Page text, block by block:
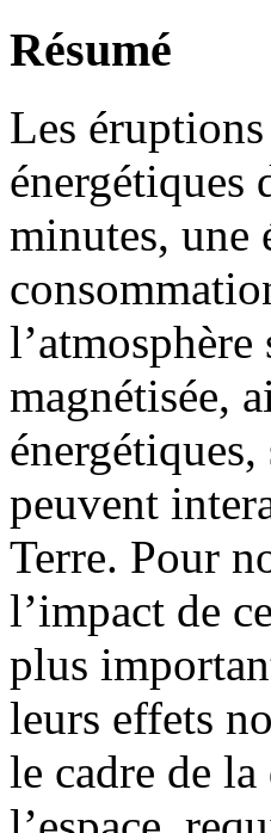
Résumé
Les
énergétiques
minutes, une
magnétisée,
peuvent
Terre. Pour
l’impact de
plus
leurs effets
le cadre de